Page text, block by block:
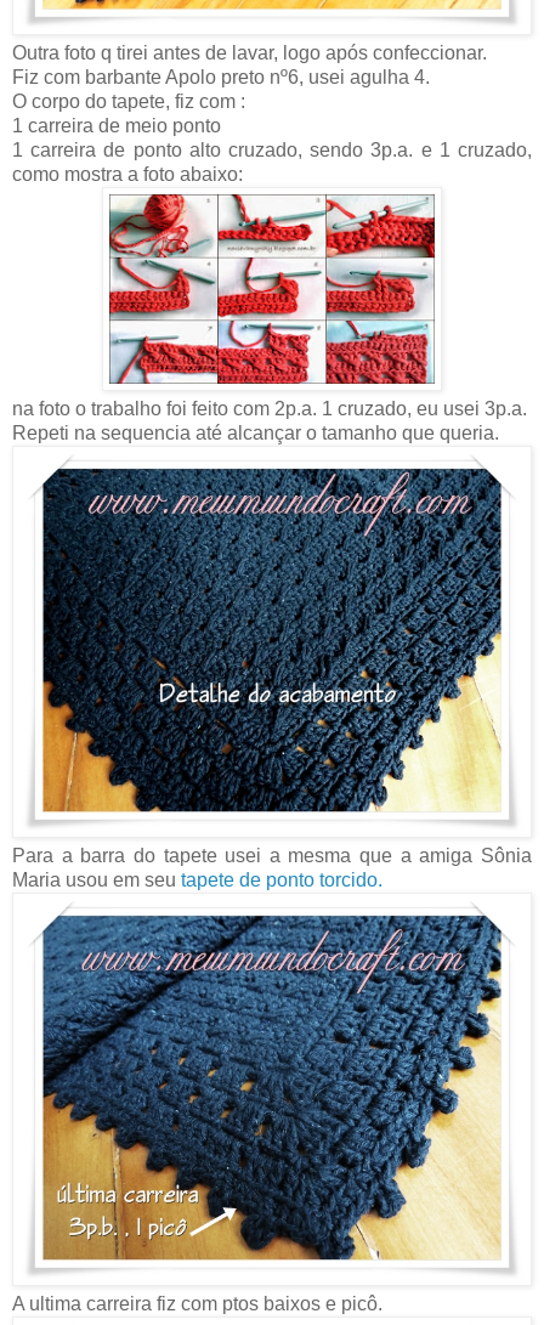
Outra foto q tirei antes de lavar, logo após confeccionar.
Fiz com barbante Apolo preto nº6, usei agulha 4.
O corpo do tapete, fiz com :
1 carreira de meio ponto
1 carreira de ponto alto cruzado, sendo 3p.a. e 1 cruzado,
como mostra a foto abaixo:
na foto o trabalho foi feito com 2p.a. 1 cruzado, eu usei 3p.a.
Repeti na sequencia até alcançar o tamanho que queria.
Para a barra do tapete usei a mesma que a amiga Sônia
Maria usou em seu tapete de ponto torcido.
A ultima carreira fiz com ptos baixos e picô.